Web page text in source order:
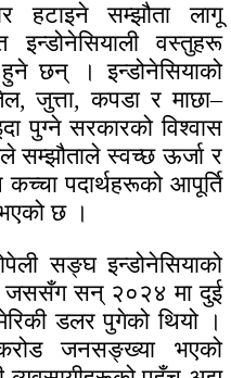
हटाइने सम्झौता लागू
वस्तुहरू
हुने छन् । इन्डोनेसियाको
जुत्ता, कपडा र माछा–
पुग्ने सरकारको विश्वास
स्वच्छ ऊर्जा र
कच्चा पदार्थहरूको आपूर्ति
छ ।
सङ्घ इन्डोनेसियाको
जससँग सन् २०२४ मा दुई
डलर पुगेको थियो ।
जनसङ्ख्या भएको